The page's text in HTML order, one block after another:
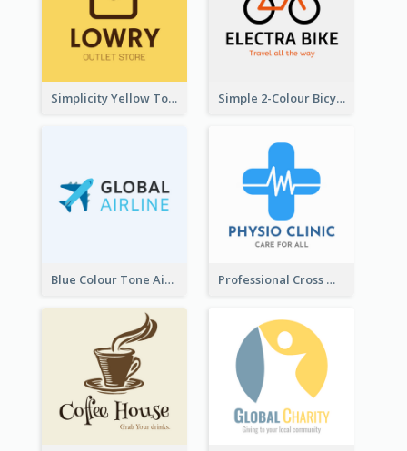
Simplicity Yellow Tone Logo For Outlet Store Simple 2-Colour Bicycle Logo
Blue Colour Tone Airplane Logo Professional Cross With ECG Logo For Clinic